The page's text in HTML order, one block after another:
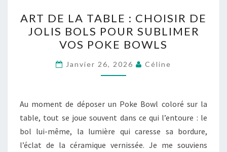
DE
LA
TABLE
:
CHOISIR
JOLIS
BOLS
POUR
SUBLIMER
ART DE LA TABLE : CHOISIR DE
JOLIS BOLS POUR SUBLIMER
VOS POKE BOWLS
Janvier 26, 2026 Céline
Au moment de déposer un Poke Bowl coloré sur la
table, tout se joue souvent dans ce qui l’entoure : le
bol lui-même, la lumière qui caresse sa bordure,
l’éclat de la céramique vernissée. Je me souviens